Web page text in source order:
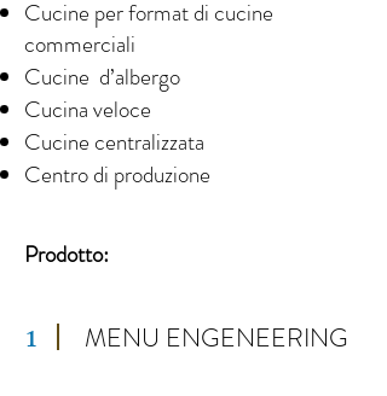
Cucine per format di cucine
commerciali
Cucine d’albergo
Cucina veloce
Cucine centralizzata
Centro di produzione
Prodotto:
1 MENU ENGENEERING